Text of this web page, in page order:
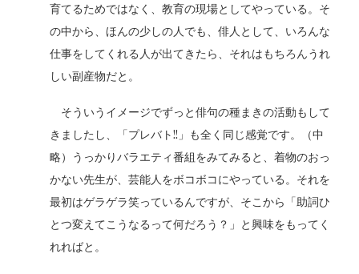
育てるためではなく、教育の現場としてやっている。そ
の中から、ほんの少しの人でも、俳人として、いろんな
仕事をしてくれる人が出てきたら、それはもちろんうれ
しい副産物だと。
そういうイメージでずっと俳句の種まきの活動もして
きましたし、「プレバト!!」も全く同じ感覚です。（中
略）うっかりバラエティ番組をみてみると、着物のおっ
かない先生が、芸能人をボコボコにやっている。それを
最初はゲラゲラ笑っているんですが、そこから「助詞ひ
とつ変えてこうなるって何だろう？」と興味をもってく
れればと。